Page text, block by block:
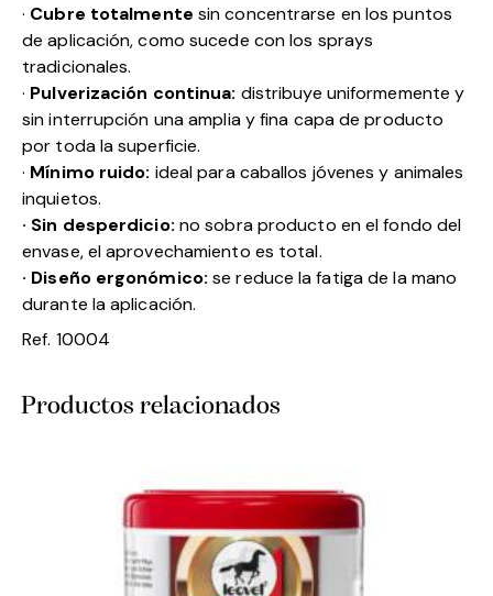
· Cubre totalmente sin concentrarse en los puntos
de aplicación, como sucede con los sprays
tradicionales.
· Pulverización continua: distribuye uniformemente y
sin interrupción una amplia y fina capa de producto
por toda la superficie.
· Mínimo ruido: ideal para caballos jóvenes y animales
inquietos.
· Sin desperdicio: no sobra producto en el fondo del
envase, el aprovechamiento es total.
· Diseño ergonómico: se reduce la fatiga de la mano
durante la aplicación.
Ref. 10004
Productos relacionados